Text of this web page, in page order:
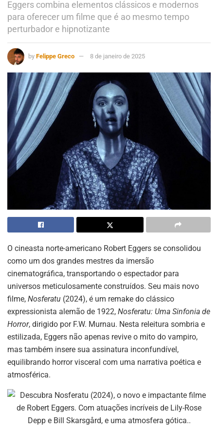
Eggers combina elementos clássicos e modernos
para oferecer um filme que é ao mesmo tempo
perturbador e hipnotizante
by Felippe Greco 8 de janeiro de 2025
O cineasta norte-americano Robert Eggers se consolidou
como um dos grandes mestres da imersão
cinematográfica, transportando o espectador para
universos meticulosamente construídos. Seu mais novo
filme, Nosferatu (2024), é um remake do clássico
expressionista alemão de 1922, Nosferatu: Uma Sinfonia de
Horror, dirigido por F.W. Murnau. Nesta releitura sombria e
estilizada, Eggers não apenas revive o mito do vampiro,
mas também insere sua assinatura inconfundível,
equilibrando horror visceral com uma narrativa poética e
atmosférica.